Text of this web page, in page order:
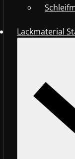
Lackmaterial